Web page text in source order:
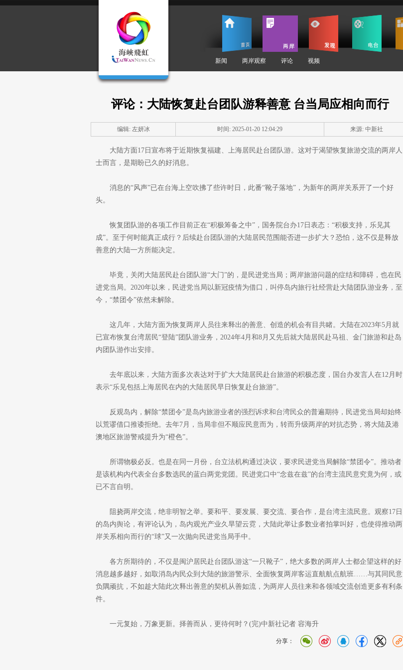
新闻 两岸观察 评论 视频
评论：大陆恢复赴台团队游释善意 台当局应相向而行
编辑: 左妍冰 时间: 2025-01-20 12:04:29 来源: 中新社
大陆方面17日宣布将于近期恢复福建、上海居民赴台团队游。这对于渴望恢复旅游交流的两岸人
士而言，是期盼已久的好消息。
消息的“风声”已在台海上空吹拂了些许时日，此番“靴子落地”，为新年的两岸关系开了一个好
头。
恢复团队游的各项工作目前正在“积极筹备之中”，国务院台办17日表态：“积极支持，乐见其
成”。至于何时能真正成行？后续赴台团队游的大陆居民范围能否进一步扩大？恐怕，这不仅是释放
善意的大陆一方所能决定。
毕竟，关闭大陆居民赴台团队游“大门”的，是民进党当局；两岸旅游问题的症结和障碍，也在民
进党当局。2020年以来，民进党当局以新冠疫情为借口，叫停岛内旅行社经营赴大陆团队游业务，至
今，“禁团令”依然未解除。
这几年，大陆方面为恢复两岸人员往来释出的善意、创造的机会有目共睹。大陆在2023年5月就
已宣布恢复台湾居民“登陆”团队游业务，2024年4月和8月又先后就大陆居民赴马祖、金门旅游和赴岛
内团队游作出安排。
去年底以来，大陆方面多次表达对于扩大大陆居民赴台旅游的积极态度，国台办发言人在12月时
表示“乐见包括上海居民在内的大陆居民早日恢复赴台旅游”。
反观岛内，解除“禁团令”是岛内旅游业者的强烈诉求和台湾民众的普遍期待，民进党当局却始终
以荒谬借口推诿拒绝。去年7月，当局非但不顺应民意而为，转而升级两岸的对抗态势，将大陆及港
澳地区旅游警戒提升为“橙色”。
所谓物极必反。也是在同一月份，台立法机构通过决议，要求民进党当局解除“禁团令”。推动者
是该机构内代表全台多数选民的蓝白两党党团。民进党口中“念兹在兹”的台湾主流民意究竟为何，或
已不言自明。
阻挠两岸交流，绝非明智之举。要和平、要发展、要交流、要合作，是台湾主流民意。观察17日
的岛内舆论，有评论认为，岛内观光产业久旱望云霓，大陆此举让多数业者拍掌叫好，也使得推动两
岸关系相向而行的“球”又一次抛向民进党当局手中。
各方所期待的，不仅是闽沪居民赴台团队游这“一只靴子”，绝大多数的两岸人士都企望这样的好
消息越多越好，如取消岛内民众到大陆的旅游警示、全面恢复两岸客运直航航点航班……与其同民意
负隅顽抗，不如趁大陆此次释出善意的契机从善如流，为两岸人员往来和各领域交流创造更多有利条
件。
一元复始，万象更新。择善而从，更待何时？(完)中新社记者 容海升
分享：